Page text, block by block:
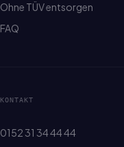
Ohne TÜV entsorgen
FAQ
KONTAKT
0152 31 34 44 44